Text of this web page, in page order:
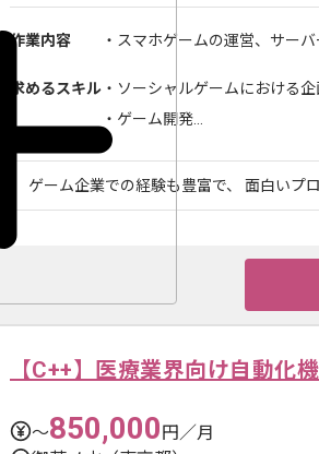
作業内容 ・スマホゲームの運営、サー
求めるスキル ・ソーシャルゲームにおける
・ゲーム開発...
ゲーム企業での経験も豊富で、 面白いプ
【C++】医療業界向け自動化
〜850,000円／月